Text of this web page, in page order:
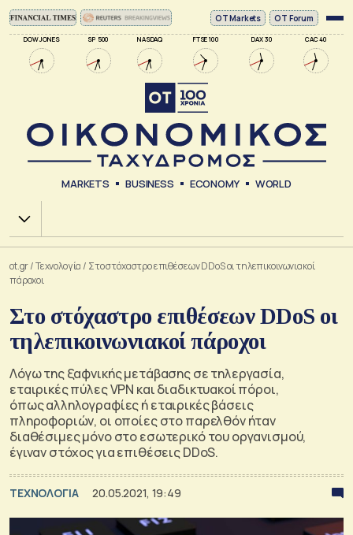
DOW JONES SP 500 NASDAQ FTSE 100 DAX 30 CAC 40
ΟΤ Markets OT Forum
MARKETS BUSINESS ECONOMY WORLD
Χ.Α.
ot.gr/Τεχνολογία / Στο στόχαστρο επιθέσεων DDoS οι τηλεπικοινωνιακοί
πάροχοι
Στο στόχαστρο επιθέσεων DDoS οι
τηλεπικοινωνιακοί πάροχοι
Λόγω της ξαφνικής μετάβασης σε τηλεργασία,
εταιρικές πύλες VPN και διαδικτυακοί πόροι,
όπως αλληλογραφίες ή εταιρικές βάσεις
πληροφοριών, οι οποίες στο παρελθόν ήταν
διαθέσιμες μόνο στο εσωτερικό του οργανισμού,
έγιναν στόχος για επιθέσεις DDoS.
ΤΕΧΝΟΛΟΓΙΑ 20.05.2021, 19:49